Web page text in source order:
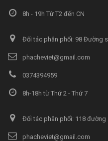
8h - 19h Từ T2 đến CN
Đối tác phân phối: 98 Đường
phacheviet@gmail.com
0374394959
8h-18h từ Thứ 2 - Thứ 7
Đối tác phân phối: 118 đường
phacheviet@gmail.com